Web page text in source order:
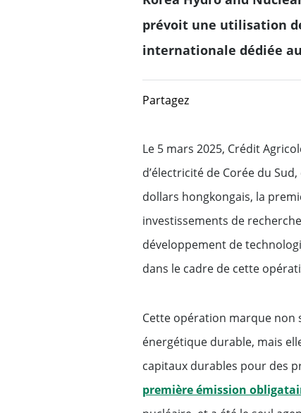
Réglementation FATCA-AEOI
Lutte contre la corruption
Directive MiFID II
Terms of Business
Solutions de banque
d'investissement
Structured
Solutions pour les
Produits structurés
Origination
dette
prévoit une utilisation
internationale dédiée
Partagez
Le 5 mars 2025, Crédit
d’électricité de Corée du
dollars hongkongais, la
investissements de
développement de
dans le cadre de cette
Cette opération marque non
énergétique durable, mais
capitaux durables pour des
première émission